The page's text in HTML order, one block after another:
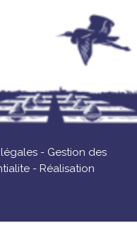
- Gestion des
- Réalisation